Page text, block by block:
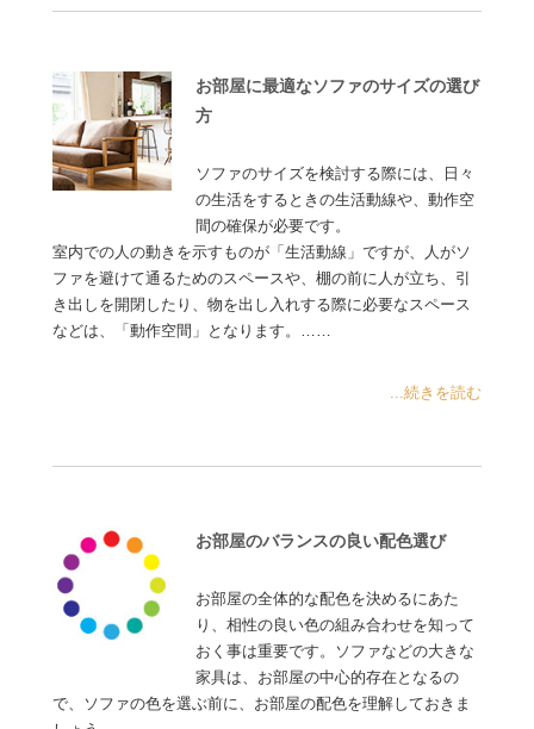
お部屋に最適なソファのサイズの選び
方
ソファのサイズを検討する際には、日々
の生活をするときの生活動線や、動作空
間の確保が必要です。
室内での人の動きを示すものが「生活動線」ですが、人がソ
ファを避けて通るためのスペースや、棚の前に人が立ち、引
き出しを開閉したり、物を出し入れする際に必要なスペース
などは、「動作空間」となります。……
...続きを読む
お部屋のバランスの良い配色選び
お部屋の全体的な配色を決めるにあた
り、相性の良い色の組み合わせを知って
おく事は重要です。ソファなどの大きな
家具は、お部屋の中心的存在となるの
で、ソファの色を選ぶ前に、お部屋の配色を理解しておきま